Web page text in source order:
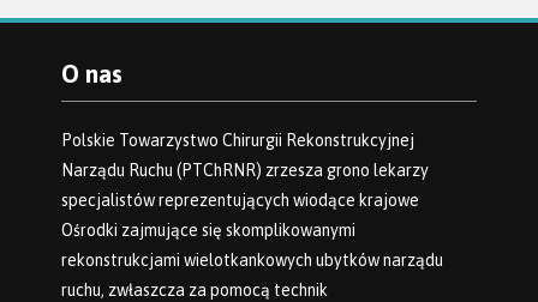
O nas
Polskie Towarzystwo Chirurgii Rekonstrukcyjnej
Narządu Ruchu (PTChRNR) zrzesza grono lekarzy
specjalistów reprezentujących wiodące krajowe
Ośrodki zajmujące się skomplikowanymi
rekonstrukcjami wielotkankowych ubytków narządu
ruchu, zwłaszcza za pomocą technik